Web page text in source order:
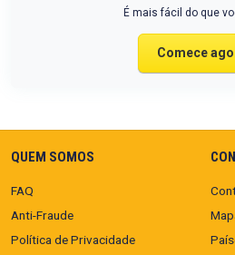
É mais fácil do que
Comece
QUEM SOMOS
FAQ
Anti-Fraude
Política de Privacidade